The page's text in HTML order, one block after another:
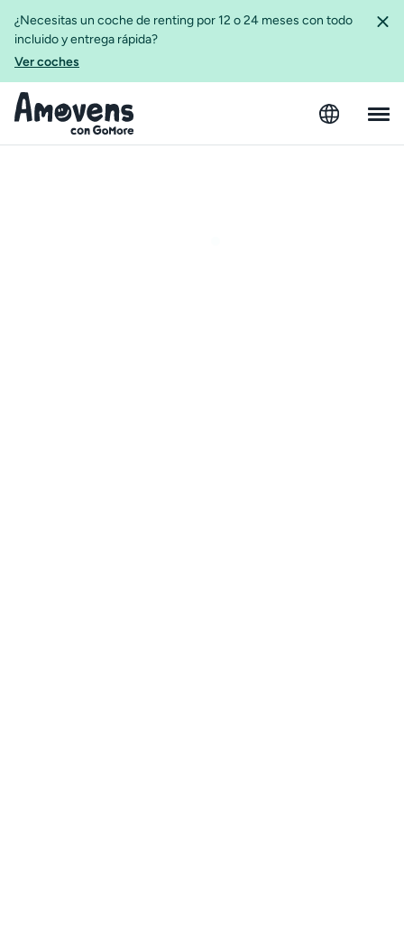
¿Necesitas un coche de renting por 12 o 24 meses con todo
incluido y entrega rápida?
Ver coches